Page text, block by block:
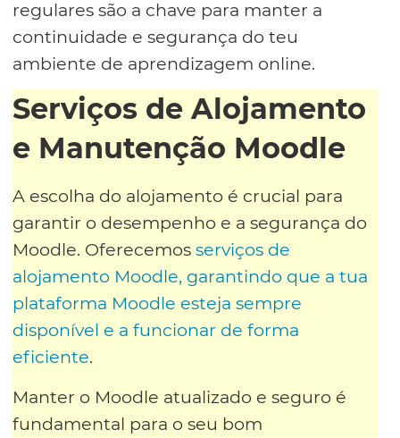
regulares são a chave para manter a
continuidade e segurança do teu
ambiente de aprendizagem online.
Serviços de Alojamento
e Manutenção Moodle
A escolha do alojamento é crucial para
garantir o desempenho e a segurança do
Moodle. Oferecemos serviços de
alojamento Moodle, garantindo que a tua
plataforma Moodle esteja sempre
disponível e a funcionar de forma
eficiente.
Manter o Moodle atualizado e seguro é
fundamental para o seu bom